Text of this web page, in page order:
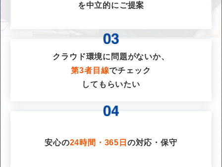
を中立的にご提案
クラウド環境に問題がないか、
第3者目線でチェック
してもらいたい
安心の24時間・365日 の対応・保守